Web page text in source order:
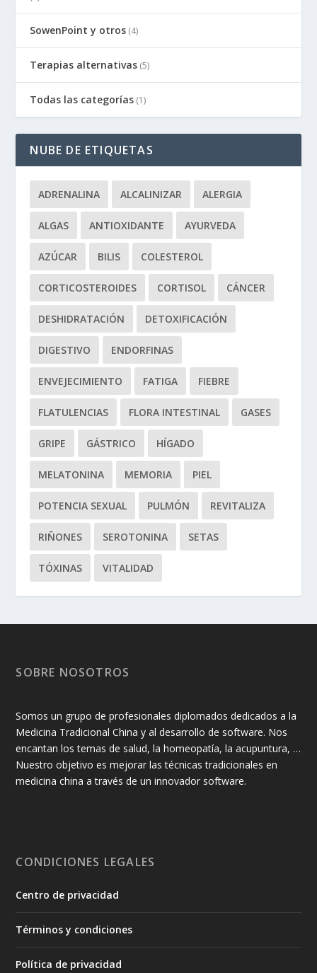
SowenPoint y otros (4)
Terapias alternativas (5)
Todas las categorías (1)
NUBE DE ETIQUETAS
ADRENALINA ALCALINIZAR ALERGIA
ALGAS ANTIOXIDANTE AYURVEDA
AZÚCAR BILIS COLESTEROL
CORTICOSTEROIDES CORTISOL CÁNCER
DESHIDRATACIÓN DETOXIFICACIÓN
DIGESTIVO ENDORFINAS
ENVEJECIMIENTO FATIGA FIEBRE
FLATULENCIAS FLORA INTESTINAL GASES
GRIPE GÁSTRICO HÍGADO
MELATONINA MEMORIA PIEL
POTENCIA SEXUAL PULMÓN REVITALIZA
RIÑONES SEROTONINA SETAS
TÓXINAS VITALIDAD
SOBRE NOSOTROS
Somos un grupo de profesionales diplomados dedicados a la
Medicina Tradicional China y al desarrollo de software. Nos
encantan los temas de salud, la homeopatía, la acupuntura, …
Nuestro objetivo es mejorar las técnicas tradicionales en
medicina china a través de un innovador software.
CONDICIONES LEGALES
Centro de privacidad
Términos y condiciones
Política de privacidad